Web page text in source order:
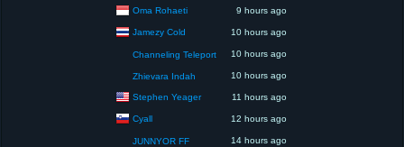
Oma Rohaeti 9 hours ago
Jamezy Cold 10 hours ago
Channeling Teleport 10 hours ago
Zhievara Indah 10 hours ago
Stephen Yeager 11 hours ago
Cyall 12 hours ago
JUNNYOR FF 14 hours ago